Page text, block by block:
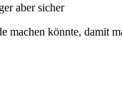
aber sicher
machen könnte, damit